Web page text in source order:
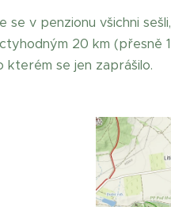
se v penzionu všichni
20 km (přesně
kterém se jen zaprášilo.